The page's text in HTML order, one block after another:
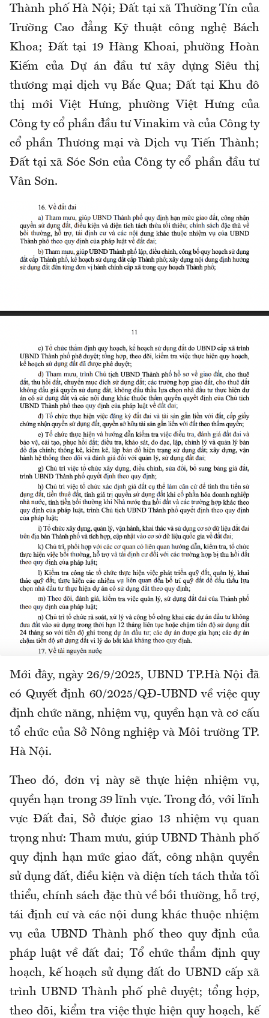
Thành phố Hà Nội; Đất tại xã Thường Tín của
Trường Cao đẳng Kỹ thuật công nghệ Bách
Khoa; Đất tại 19 Hàng Khoai, phường Hoàn
Kiếm của Dự án đầu tư xây dựng Siêu thị
thương mại dịch vụ Bắc Qua; Đất tại Khu đô
thị mới Việt Hưng, phường Việt Hưng của
Công ty cổ phần đầu tư Vinakim và của Công ty
cổ phần Thương mại và Dịch vụ Tiến Thành;
Đất tại xã Sóc Sơn của Công ty cổ phần đầu tư
Vân Sơn.
Mới đây, ngày 26/9/2025, UBND TP.Hà Nội đã
có Quyết định 60/2025/QĐ-UBND về việc quy
định chức năng, nhiệm vụ, quyền hạn và cơ cấu
tổ chức của Sở Nông nghiệp và Môi trường TP.
Hà Nội.
Theo đó, đơn vị này sẽ thực hiện nhiệm vụ,
quyền hạn trong 39 lĩnh vực. Trong đó, với lĩnh
vực Đất đai, Sở được giao 13 nhiệm vụ quan
trọng như: Tham mưu, giúp UBND Thành phố
quy định hạn mức giao đất, công nhận quyền
sử dụng đất, điều kiện và diện tích tách thửa tối
thiểu, chính sách đặc thù về bồi thường, hỗ trợ,
tái định cư và các nội dung khác thuộc nhiệm
vụ của UBND Thành phố theo quy định của
pháp luật về đất đai; Tổ chức thẩm định quy
hoạch, kế hoạch sử dụng đất do UBND cấp xã
trình UBND Thành phố phê duyệt; tổng hợp,
theo dõi, kiểm tra việc thực hiện quy hoạch, kế